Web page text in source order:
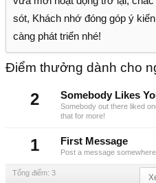
sót, Khách nhớ đóng góp ý
càng phát triển nhé!
Điểm thưởng dành cho
2 Somebody Likes
Somebody out there liked
that for more!
1 First Message
Post a message
Tổng điểm: 3